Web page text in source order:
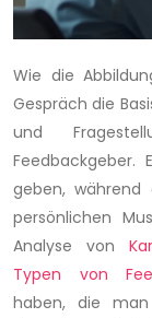
Wie die
Gespräch die
und
Feedbackgeber.
geben, während
persönlichen
Analyse von
Typen von
haben, die